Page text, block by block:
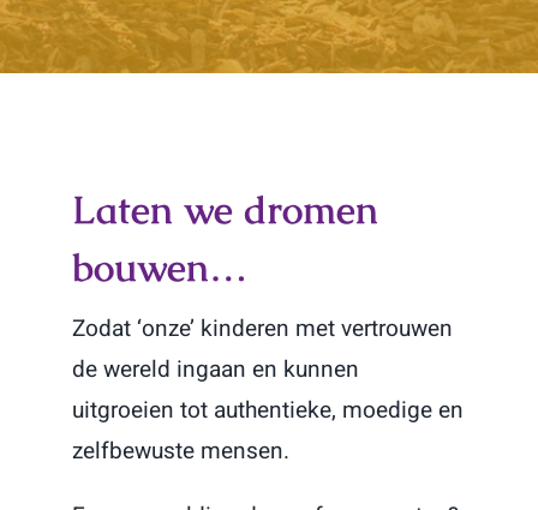
Laten we dromen
bouwen…
Zodat ‘onze’ kinderen met vertrouwen
de wereld ingaan en kunnen
uitgroeien tot authentieke, moedige en
zelfbewuste mensen.